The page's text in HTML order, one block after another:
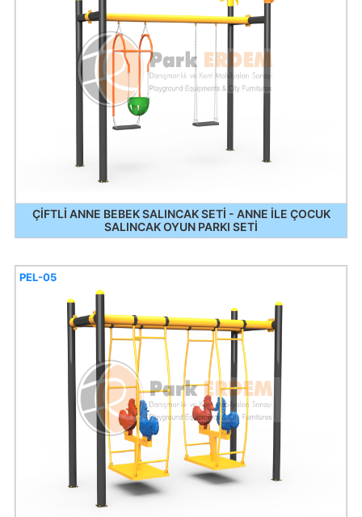
ÇİFTLİ ANNE BEBEK SALINCAK SETİ - ANNE İLE ÇOCUK
SALINCAK OYUN PARKI SETİ
PEL-05